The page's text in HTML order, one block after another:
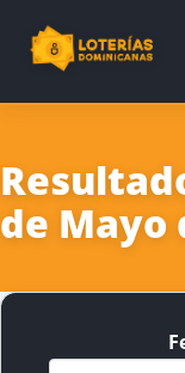
de Mayo